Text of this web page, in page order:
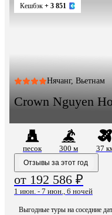
Кешбэк + 3 851
Нячанг, Вьетнам
Crown Nguyen
песок 300 м
37
Отзывы за этот год
от 192 586 ₽
1 июн. - 7 июн., 6 ночей
Выгодные туры на соседние